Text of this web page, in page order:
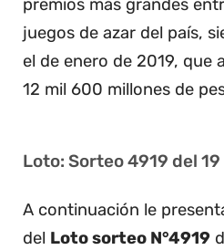
premios más grandes
juegos de azar del país,
el de enero de 2019, que
12 mil 600 millones de
Loto: Sorteo 4919 del
A continuación le
del Loto sorteo N°4919